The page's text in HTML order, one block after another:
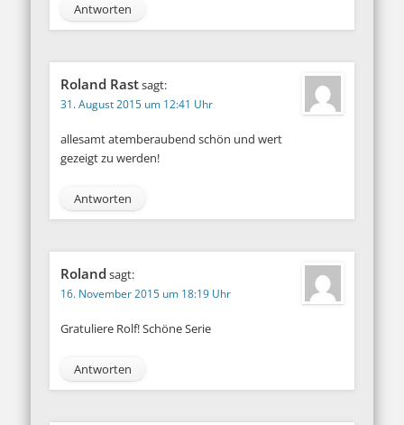
Antworten
Roland Rastsagt:
31. August 2015 um 12:41 Uhr
allesamt atemberaubend schön und wert
gezeigt zu werden!
Antworten
Roland sagt:
16. November 2015 um 18:19 Uhr
Gratuliere Rolf! Schöne Serie
Antworten